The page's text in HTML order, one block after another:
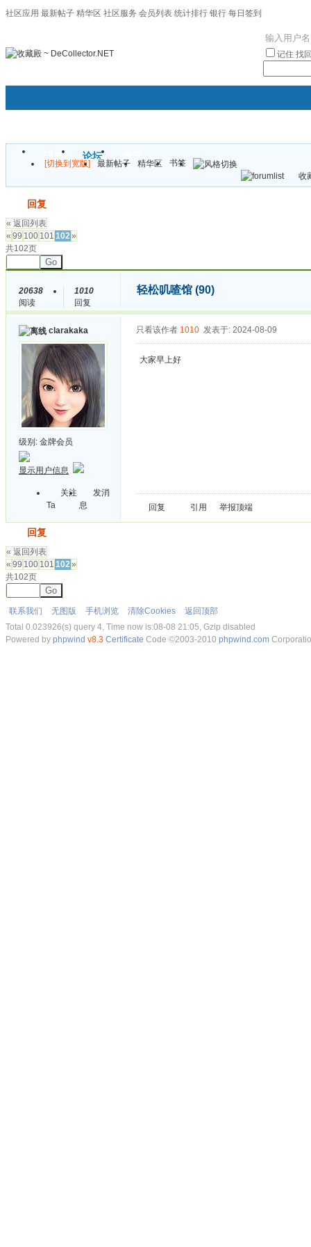
社区应用 最新帖子 精华区 社区服务 会员列表 统计排行 银行 每日签到
记住 找
门户 论坛
[切换到宽版] 最新帖子 精华区
书签
收
回复
« 返回列表
« 99 100 101 102»
共102页
Go
20638
阅读
1010
回复
轻松叽喳馆 (90)
clarakaka
级别: 金牌会员
显示用户信息
关注
Ta
发消
息
只看该作者 1010 发表于: 2024-08-09
大家早上好
回复 引用 举报顶端
回复
« 返回列表
« 99 100 101 102»
共102页
Go
联系我们 无图版 手机浏览 清除Cookies
返回顶部
Total 0.023926(s) query 4, Time now is:08-08 21:05, Gzip disabled
Powered by phpwind v8.3 Certificate Code ©2003-2010 phpwind.com